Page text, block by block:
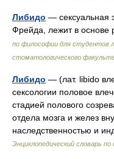
Либидо — сексуальная
Фрейда, лежит в основе
по философии для студентов
стоматологического
Либидо — (лат. libido
сексологии половое
стадией полового
отдела мозга и желез
наследственностью и
Энциклопедический словарь по